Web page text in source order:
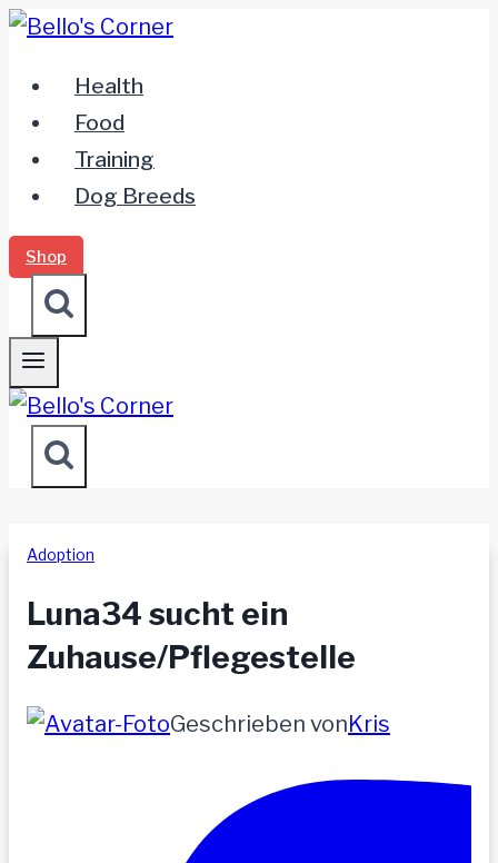
Zum
springenHealth
Food
Training
Dog Breeds
Shop
Adoption
Luna34 sucht ein
Zuhause/Pflegestelle
Geschrieben vonKris